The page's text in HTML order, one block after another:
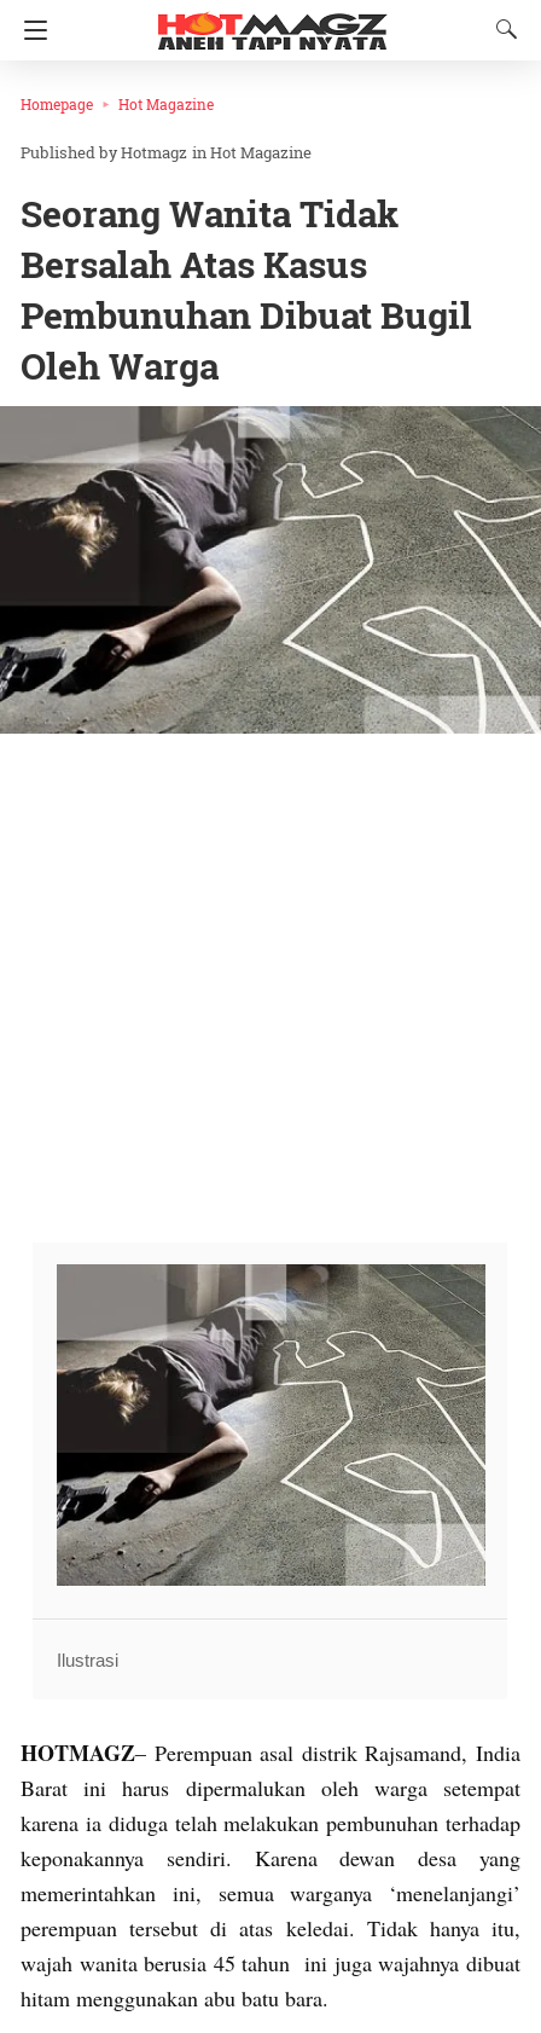
Homepage Hot Magazine
Hotmagz inHot Magazine
Seorang Wanita Tidak
Bersalah Atas Kasus
Pembunuhan Dibuat Bugil
Oleh Warga
Ilustrasi
HOTMAGZ– Perempuan asal distrik Rajsamand, India
Barat ini harus dipermalukan oleh warga setempat
karena ia diduga telah melakukan pembunuhan terhadap
keponakannya sendiri. Karena dewan desa yang
memerintahkan ini, semua warganya ‘menelanjangi’
perempuan tersebut di atas keledai. Tidak hanya itu,
wajah wanita berusia 45 tahun ini juga wajahnya dibuat
hitam menggunakan abu batu bara.